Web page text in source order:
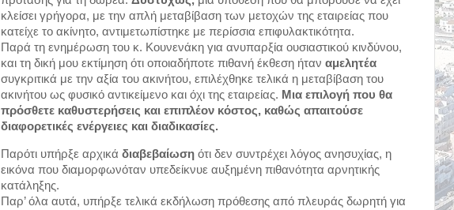
κλείσει γρήγορα, με την απλή μεταβίβαση των μετοχών της εταιρείας που
κατείχε το ακίνητο, αντιμετωπίστηκε με περίσσια επιφυλακτικότητα.
Παρά τη ενημέρωση του κ. Κουνενάκη για ανυπαρξία ουσιαστικού κινδύνου,
και τη δική μου εκτίμηση ότι οποιαδήποτε πιθανή έκθεση ήταν
συγκριτικά με την αξία του ακινήτου, επιλέχθηκε τελικά η μεταβίβαση του
ακινήτου ως φυσικό αντικείμενο και όχι της εταιρείας. Μια επιλογή που θα
πρόσθετε καθυστερήσεις και επιπλέον κόστος, καθώς απαιτούσε
διαφορετικές ενέργειες και διαδικασίες.
Παρότι υπήρξε αρχικά διαβεβαίωση ότι δεν συντρέχει λόγος ανησυχίας, η
εικόνα που διαμορφωνόταν υπεδείκνυε αυξημένη πιθανότητα αρνητικής
κατάληξης.
Παρ’ όλα αυτά, υπήρξε τελικά εκδήλωση πρόθεσης από πλευράς δωρητή για